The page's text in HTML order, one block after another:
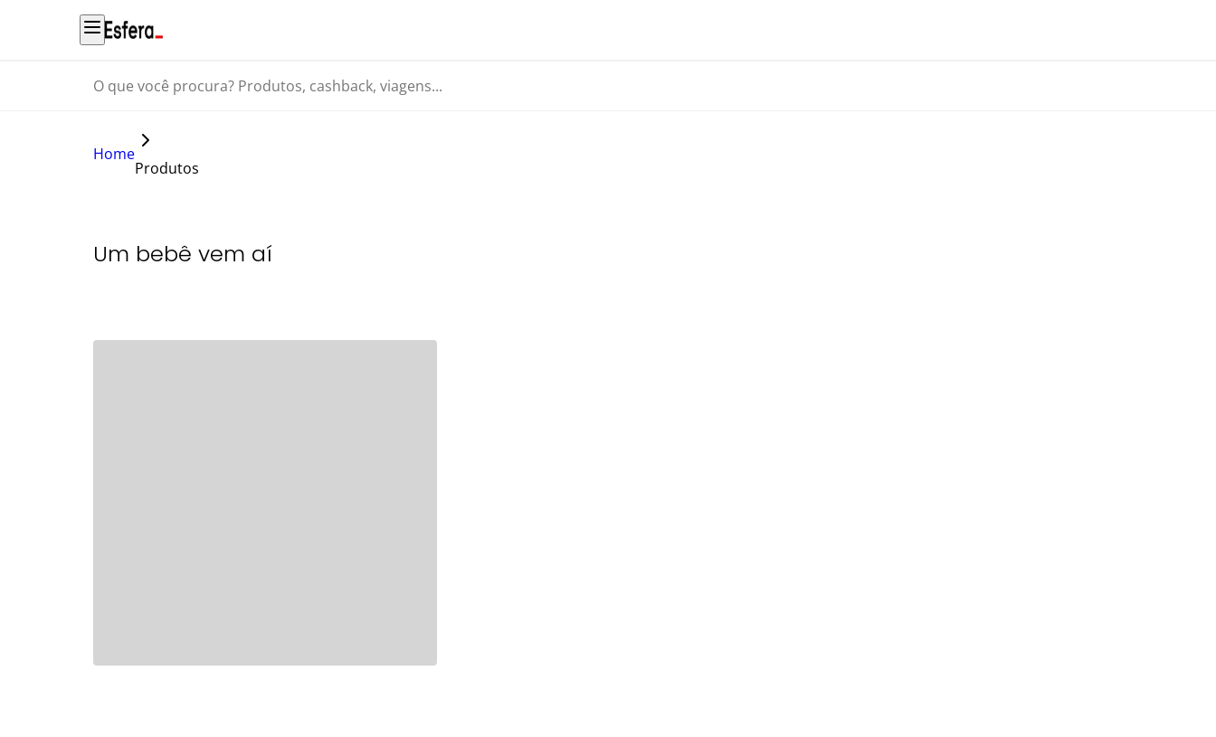
O que você procura? Produtos, cashback, viagens...
Home
Produtos
Um bebê vem aí